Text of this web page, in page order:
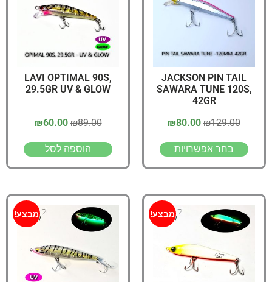
JACKSON PIN TAIL
SAWARA TUNE 120S,
42GR
₪129.00
₪80.00
בחר אפשרויות
LAVI OPTIMAL 90S,
29.5GR UV & GLOW
₪89.00
₪60.00
הוספה לסל
מבצע! מבצע!